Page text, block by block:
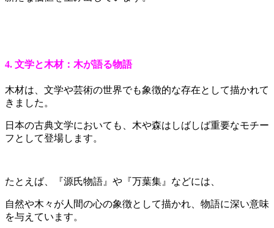
4. 文学と木材：木が語る物語
木材は、文学や芸術の世界でも象徴的な存在として描かれて
きました。
日本の古典文学においても、木や森はしばしば重要なモチー
フとして登場します。
たとえば、『源氏物語』や『万葉集』などには、
自然や木々が人間の心の象徴として描かれ、物語に深い意味
を与えています。